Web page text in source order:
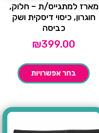
מארז למתגייס/ת – חלוק,
חוגרון, כיסוי דיסקית ושק
כביסה
₪399.00
בחר אפשרויות